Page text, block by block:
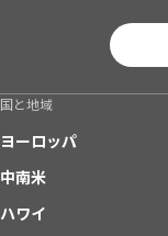
国と地域
ヨーロッパ
中南米
ハワイ